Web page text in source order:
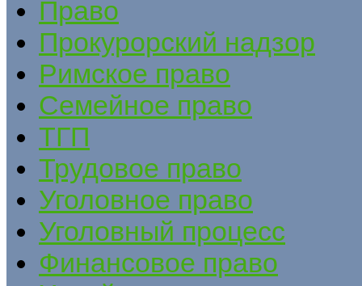
Право
Прокурорский надзор
Римское право
Семейное право
ТГП
Трудовое право
Уголовное право
Уголовный процесс
Финансовое право